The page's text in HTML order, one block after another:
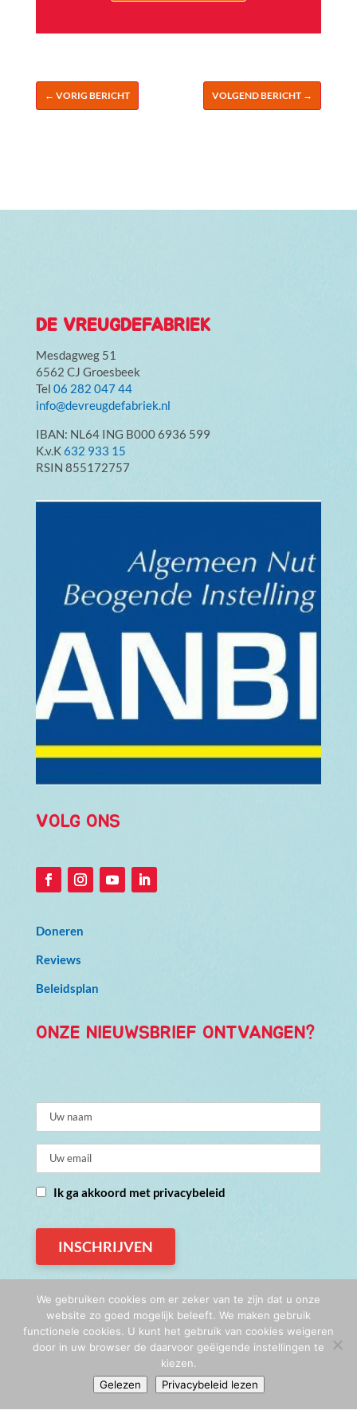
← VORIG BERICHT VOLGEND BERICHT →
DE VREUGDEFABRIEK
Mesdagweg 51
6562 CJ Groesbeek
Tel 06 282 047 44
info@devreugdefabriek.nl
IBAN: NL64 ING B000 6936 599
K.v.K632 933 15
RSIN 855172757
VOLG ONS
Doneren
Reviews
Beleidsplan
ONZE NIEUWSBRIEF ONTVANGEN?
Ik ga akkoord met privacybeleid
© De Vreugdefabriek 2026
Privacy|Algemene voorwaarden
Rozelie Haaksman
We gebruiken cookies om er zeker van te zijn dat u onze
website zo goed mogelijk beleeft. We maken gebruik
functionele cookies. U kunt het gebruik van cookies weigeren
door in uw browser de daarvoor geëigende instellingen te
kiezen.
Gelezen
Privacybeleid lezen